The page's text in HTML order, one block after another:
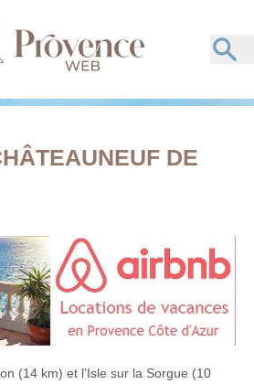
DE
(14 km) et l'Isle sur la Sorgue (10